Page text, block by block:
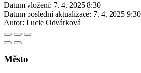
Datum vložení: 7. 4. 2025 8:30
Datum poslední aktualizace: 7. 4. 2025 9:30
Autor: Lucie Odvárková
Město